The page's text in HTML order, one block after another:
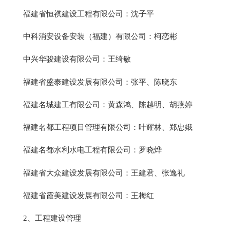
福建省恒祺建设工程有限公司：沈子平
中科消安设备安装（福建）有限公司：柯恋彬
中兴华骏建设有限公司：王绮敏
福建省盛泰建设发展有限公司：张平、陈晓东
福建名城建工有限公司：黄森鸿、陈越明、胡燕婷
福建名都工程项目管理有限公司：叶耀林、郑忠娥
福建名都水利水电工程有限公司：罗晓烨
福建省大众建设发展有限公司：王建君、张逸礼
福建省霞美建设发展有限公司：王梅红
2、工程建设管理